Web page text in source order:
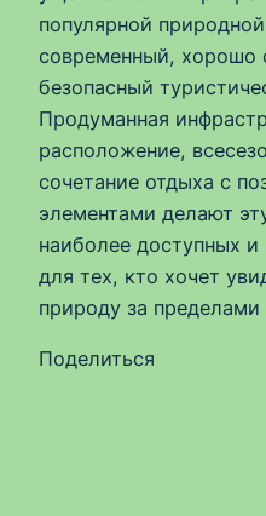
популярной
современный, хорошо
безопасный
Продуманная
расположение,
сочетание отдыха с
элементами делают
наиболее доступных и
для тех, кто хочет
природу за
Поделиться